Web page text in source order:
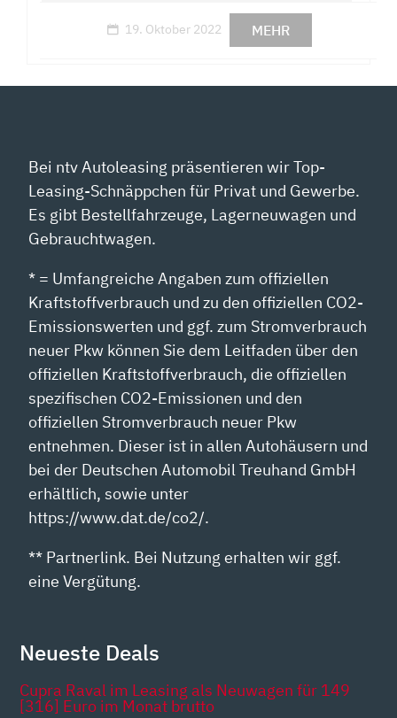
19. Oktober 2022 MEHR
Bei ntv Autoleasing präsentieren wir Top-
Leasing-Schnäppchen für Privat und Gewerbe.
Es gibt Bestellfahrzeuge, Lagerneuwagen und
Gebrauchtwagen.
* = Umfangreiche Angaben zum offiziellen
Kraftstoffverbrauch und zu den offiziellen CO2-
Emissionswerten und ggf. zum Stromverbrauch
neuer Pkw können Sie dem Leitfaden über den
offiziellen Kraftstoffverbrauch, die offiziellen
spezifischen CO2-Emissionen und den
offiziellen Stromverbrauch neuer Pkw
entnehmen. Dieser ist in allen Autohäusern und
bei der Deutschen Automobil Treuhand GmbH
erhältlich, sowie unter
https://www.dat.de/co2/.
** Partnerlink. Bei Nutzung erhalten wir ggf.
eine Vergütung.
Neueste Deals
Cupra Raval im Leasing als Neuwagen für 149
[316] Euro im Monat brutto